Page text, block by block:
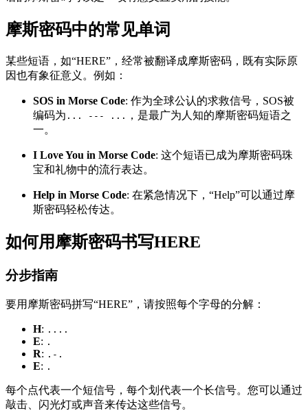
摩斯密码中的常见单词
某些短语，如“HERE”，经常被翻译成摩斯密码，既有实际原
因也有象征意义。例如：
SOS in Morse Code: 作为全球公认的求救信号，SOS被
编码为 ... --- ...
，是最广为人知的摩斯密码短语之
一。
I Love You in Morse Code: 这个短语已成为摩斯密码珠
宝和礼物中的流行表达。
Help in Morse Code: 在紧急情况下，“Help”可以通过摩
斯密码轻松传达。
如何用摩斯密码书写HERE
分步指南
要用摩斯密码拼写“HERE”，请按照每个字母的分解：
H: ....
E: .
R: .-.
E: .
每个点代表一个短信号，每个划代表一个长信号。您可以通过
敲击、闪光灯或声音来传达这些信号。